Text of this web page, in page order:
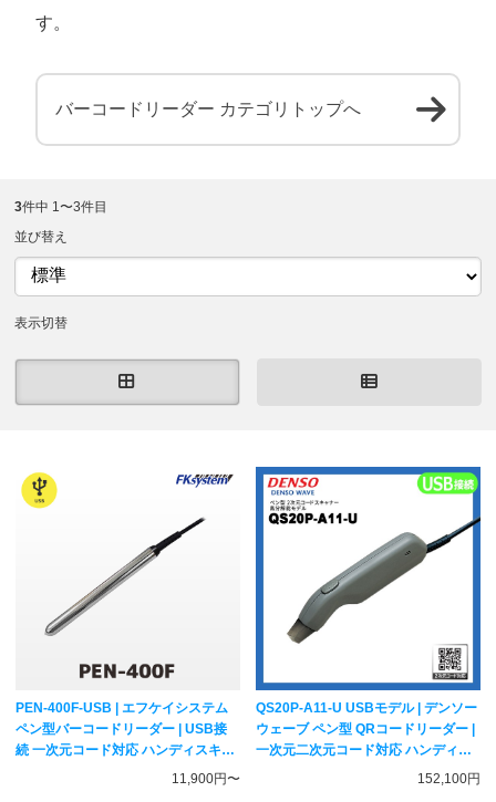
す。
バーコードリーダー カテゴリトップへ
3件中 1〜3件目
並び替え
表示切替
PEN-400F-USB | エフケイシステム
ペン型バーコードリーダー | USB接
続 一次元コード対応 ハンディスキャ
11,900円〜
QS20P-A11-U USBモデル | デンソー
ウェーブ ペン型 QRコードリーダー |
一次元二次元コード対応 ハンディス
152,100円